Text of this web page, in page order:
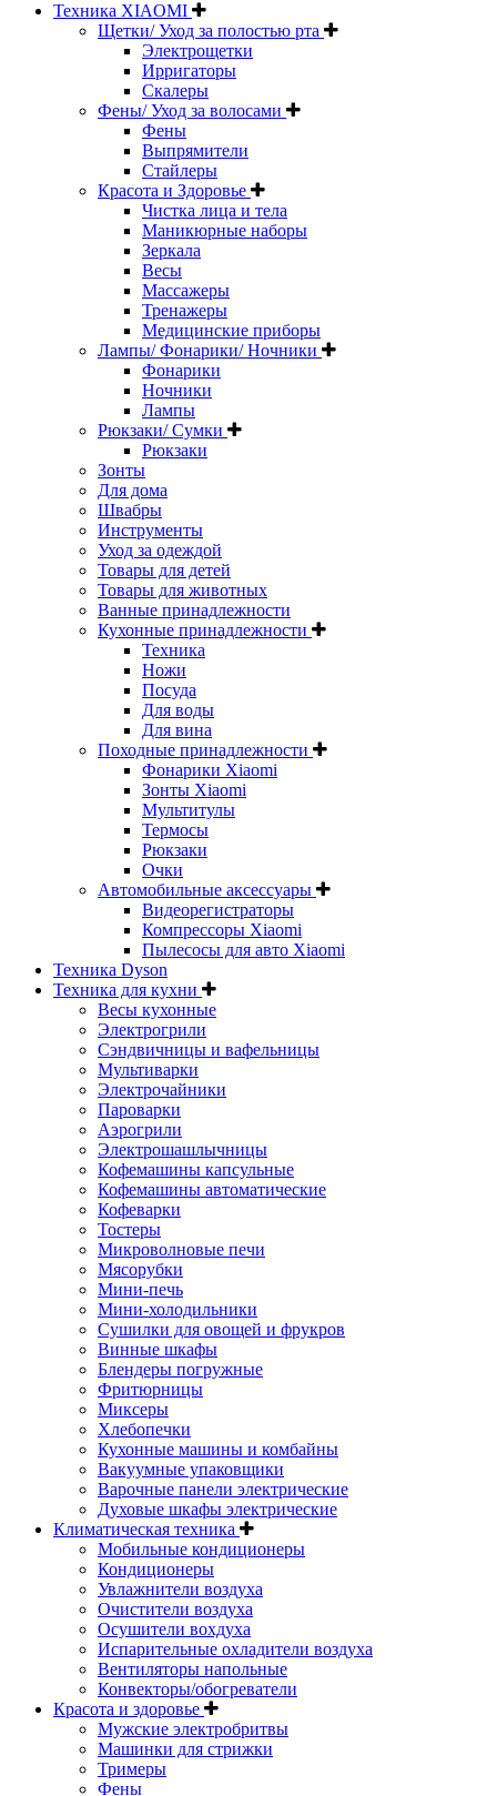
Техника XIAOMI
Щетки/ Уход за полостью рта
Электрощетки
Ирригаторы
Скалеры
Фены/ Уход за волосами
Фены
Выпрямители
Стайлеры
Красота и Здоровье
Чистка лица и тела
Маникюрные наборы
Зеркала
Весы
Массажеры
Тренажеры
Медицинские приборы
Лампы/ Фонарики/ Ночники
Фонарики
Ночники
Лампы
Рюкзаки/ Сумки
Рюкзаки
Зонты
Для дома
Швабры
Инструменты
Уход за одеждой
Товары для детей
Товары для животных
Ванные принадлежности
Кухонные принадлежности
Техника
Ножи
Посуда
Для воды
Для вина
Походные принадлежности
Фонарики Xiaomi
Зонты Xiaomi
Мультитулы
Термосы
Рюкзаки
Очки
Автомобильные аксессуары
Видеорегистраторы
Компрессоры Xiaomi
Пылесосы для авто Xiaomi
Техника Dyson
Техника для кухни
Весы кухонные
Электрогрили
Сэндвичницы и вафельницы
Мультиварки
Электрочайники
Пароварки
Аэрогрили
Электрошашлычницы
Кофемашины капсульные
Кофемашины автоматические
Кофеварки
Тостеры
Микроволновые печи
Мясорубки
Мини-печь
Мини-холодильники
Сушилки для овощей и фрукров
Винные шкафы
Блендеры погружные
Фритюрницы
Миксеры
Хлебопечки
Кухонные машины и комбайны
Вакуумные упаковщики
Варочные панели электрические
Духовые шкафы электрические
Климатическая техника
Мобильные кондиционеры
Кондиционеры
Увлажнители воздуха
Очистители воздуха
Осушители вохдуха
Испарительные охладители воздуха
Вентиляторы напольные
Конвекторы/обогреватели
Красота и здоровье
Мужские электробритвы
Машинки для стрижки
Тримеры
Фены